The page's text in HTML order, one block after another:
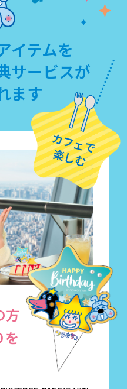
イテムを
サービスが
ます
カフェで
楽しむ
方
を